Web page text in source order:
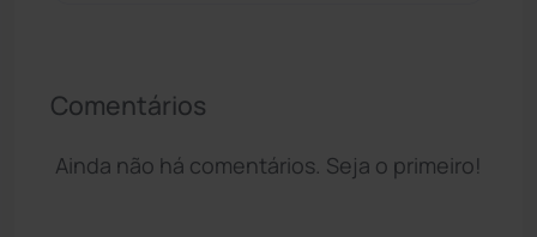
Comentários
Ainda não há comentários. Seja o primeiro!